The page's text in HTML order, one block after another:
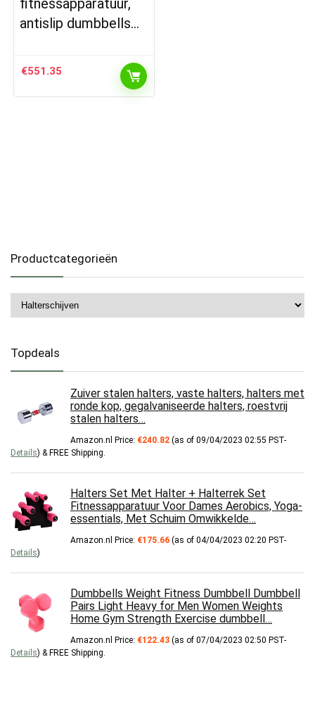
fitnessapparatuur,
antislip dumbbells…
€551.35
Productcategorieën
Topdeals
Zuiver stalen halters, vaste halters, halters met
ronde kop, gegalvaniseerde halters, roestvrij
stalen halters…
Amazon.nl Price: €240.82 (as of 09/04/2023 02:55 PST-
Details) & FREE Shipping
Halters Set Met Halter + Halterrek Set
Fitnessapparatuur Voor Dames Aerobics, Yoga-
essentials, Met Schuim Omwikkelde…
Amazon.nl Price: €175.66 (as of 04/04/2023 02:20 PST-
Details)
Dumbbells Weight Fitness Dumbbell Dumbbell
Pairs Light Heavy for Men Women Weights
Home Gym Strength Exercise dumbbell…
Amazon.nl Price: €122.43 (as of 07/04/2023 02:50 PST-
Details) & FREE Shipping